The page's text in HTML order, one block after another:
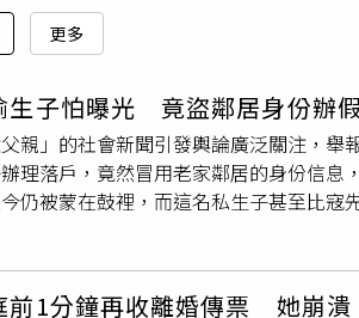
更多
生子怕曝光 竟盜鄰居身份辦
親」的社會新聞引發輿論廣泛關注，舉
理落戶，竟然冒用老家鄰居的身份信息
仍被蒙在鼓裡，而這名私生子甚至比寇
親經商多年，身價已達上億元人民幣。
部門在核對戶籍與人員信息時，意外
案才終於曝光。經深入了解，寇先生驚
前1分鐘再收離婚傳票 她崩潰